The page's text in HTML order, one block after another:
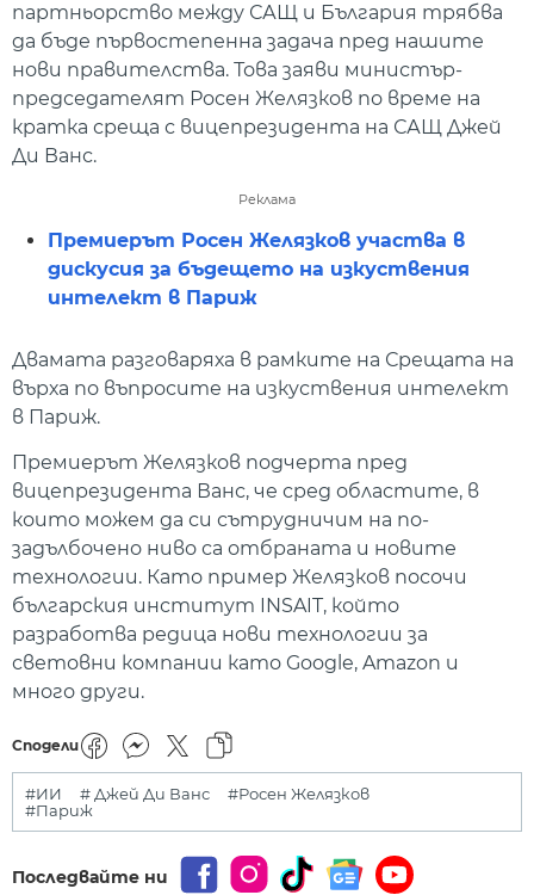
партньорство между САЩ и България трябва
да бъде първостепенна задача пред нашите
нови правителства. Това заяви министър-
председателят Росен Желязков по време на
кратка среща с вицепрезидента на САЩ Джей
Ди Ванс.
Реклама
Премиерът Росен Желязков участва в
дискусия за бъдещето на изкуствения
интелект в Париж
Двамата разговаряха в рамките на Срещата на
върха по въпросите на изкуствения интелект
в Париж.
Премиерът Желязков подчерта пред
вицепрезидента Ванс, че сред областите, в
които можем да си сътрудничим на по-
задълбочено ниво са отбраната и новите
технологии. Като пример Желязков посочи
българския институт INSAIT, който
разработва редица нови технологии за
световни компании като Google, Amazon и
много други.
Сподели
#ИИ # Джей Ди Ванс
#Росен Желязков
#Париж
Последвайте ни